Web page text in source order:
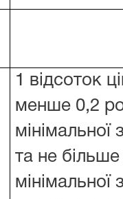
1 відсоток
менше 0,2
мінімальної
та не більше
мінімальної